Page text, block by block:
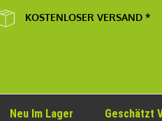
KOSTENLOSER VERSAND *
Neu Im Lager Geschätzt